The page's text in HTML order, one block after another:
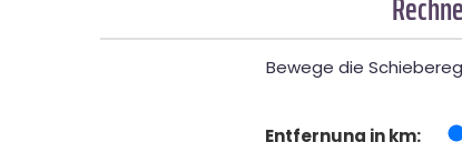
Bewege die
Entfernung in km: